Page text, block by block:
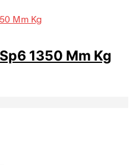
1350 Mm Kg